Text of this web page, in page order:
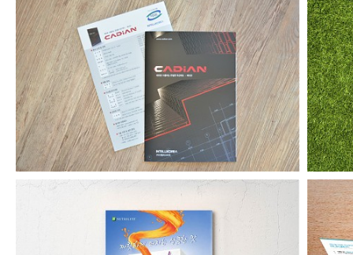
캐디안 기업용 카탈로그